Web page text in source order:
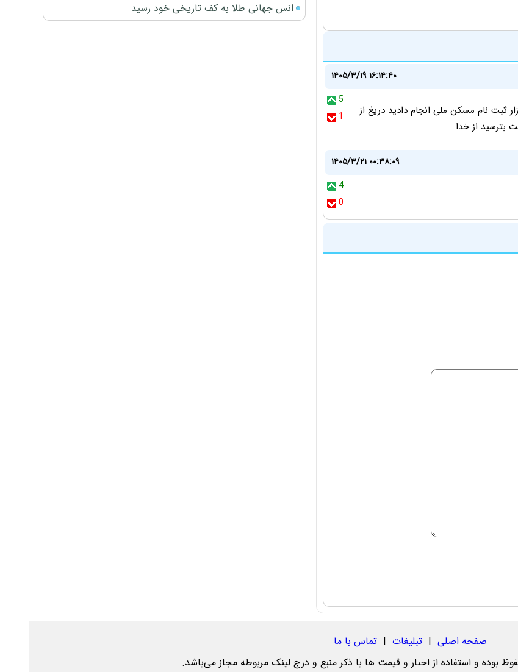
۱۴۰۵/۳/۱۹ ۱۶:۱۴:۴۰
5
1
ثبت نام مسکن ملی انجام دادید دریغ از
از خدا
۱۴۰۵/۳/۲۱ ۰۰:۳۸:۰۹
4
0
انس جهانی طلا به کف تاریخی خود رسید
صفحه اصلی | تبلیغات | تماس با ما
بوده و استفاده از اخبار و قیمت ها با ذکر منبع و درج لینک مربوطه مجاز می‌باشد.